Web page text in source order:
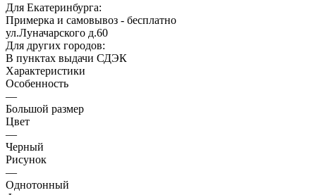
Для Екатеринбурга:
Примерка и самовывоз - бесплатно
ул.Луначарского д.60
Для других городов:
В пунктах выдачи СДЭК
Характеристики
Особенность
—
Большой размер
Цвет
—
Черный
Рисунок
—
Однотонный